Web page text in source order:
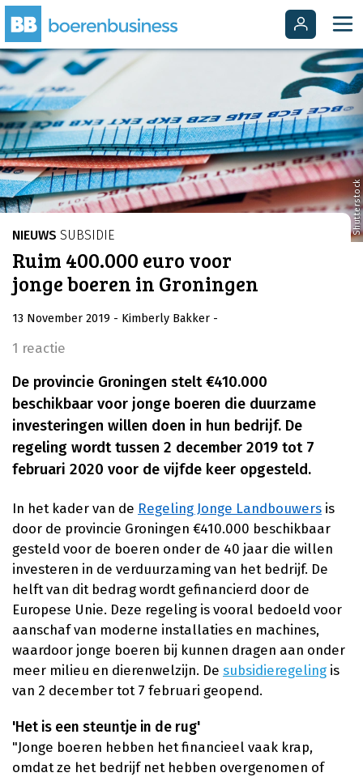
Shutterstock
NIEUWS SUBSIDIE
Ruim 400.000 euro voor
jonge boeren in Groningen
13 November 2019 - Kimberly Bakker -
1 reactie
De provincie Groningen stelt €410.000
beschikbaar voor jonge boeren die duurzame
investeringen willen doen in hun bedrijf. De
regeling wordt tussen 2 december 2019 tot 7
februari 2020 voor de vijfde keer opgesteld.
In het kader van de Regeling Jonge Landbouwers is
door de provincie Groningen €410.000 beschikbaar
gesteld voor de boeren onder de 40 jaar die willen
investeren in de verduurzaming van het bedrijf. De
helft van dit bedrag wordt gefinancierd door de
Europese Unie. Deze regeling is vooral bedoeld voor
aanschaf van moderne installaties en machines,
waardoor jonge boeren bij kunnen dragen aan onder
meer milieu en dierenwelzijn. De subsidieregeling is
van 2 december tot 7 februari geopend.
'Het is een steuntje in de rug'
"Jonge boeren hebben het financieel vaak krap,
omdat ze het bedrijf net hebben overgenomen of